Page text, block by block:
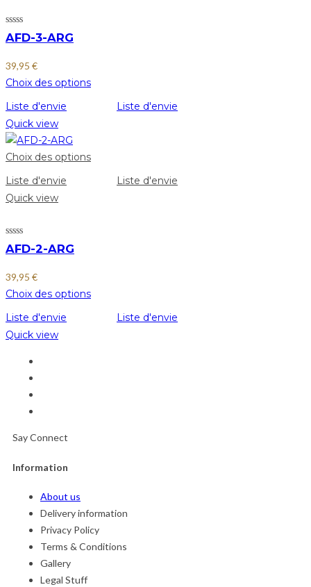
AFD-3-ARG
39,95 €
Choix des options
Liste d'envie
Liste d'envie
Quick view
Choix des options
Liste d'envie
Liste d'envie
Quick view
AFD-2-ARG
39,95 €
Choix des options
Liste d'envie
Liste d'envie
Quick view
Say Connect
Information
About us
Delivery information
Privacy Policy
Terms & Conditions
Gallery
Legal Stuff